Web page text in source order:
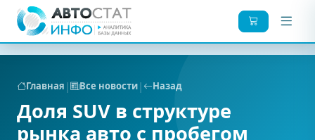
Главная | Все новости| Назад
Доля SUV в структуре
рынка авто с пробегом